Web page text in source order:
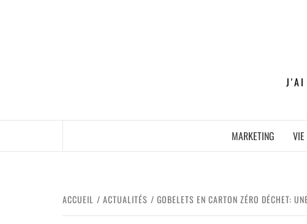
MARKETING VIE
ACCUEIL ACTUALITÉS GOBELETS EN CARTON ZÉRO DÉCHET: